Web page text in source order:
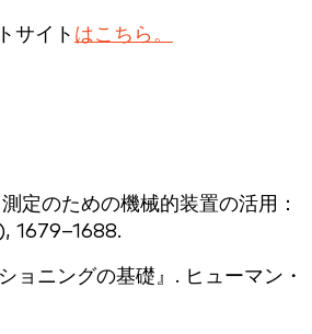
サイト はこちら。
のための機械的装置の活用：
1679–1688.
ニングの基礎』. ヒューマン・